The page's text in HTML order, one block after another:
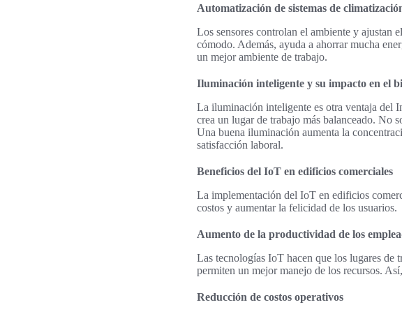
Automatización de sistemas de
Los sensores controlan el ambiente y ajustan
cómodo. Además, ayuda a ahorrar mucha
un mejor ambiente de trabajo.
Iluminación inteligente y su impacto en el
La iluminación inteligente es otra ventaja del
crea un lugar de trabajo más balanceado. No
Una buena iluminación aumenta la
satisfacción laboral.
Beneficios del IoT en edificios comerciales
La implementación del IoT en edificios
costos y aumentar la felicidad de los usuarios.
Aumento de la productividad de los
Las tecnologías IoT hacen que los lugares de
permiten un mejor manejo de los recursos.
Reducción de costos operativos